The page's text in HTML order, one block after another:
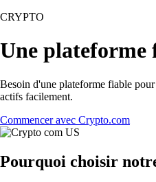
CRYPTO
Une plateforme
Besoin d'une plateforme fiable
actifs facilement.
Commencer avec Crypto.com
Pourquoi choisir